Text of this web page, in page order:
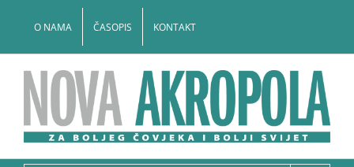
O NAMA ČASOPIS KONTAKT